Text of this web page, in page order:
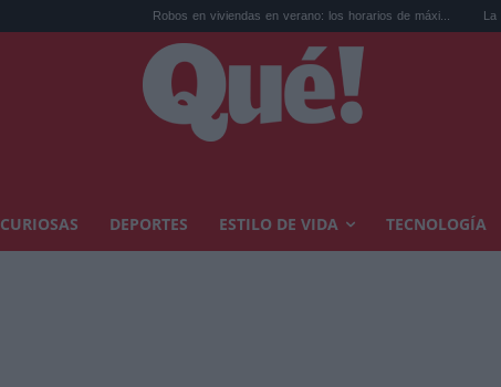
Robos en viviendas en verano: los horarios de máxi... La foto en la playa de
CURIOSAS DEPORTES ESTILO DE VIDA TECNOLOGÍA